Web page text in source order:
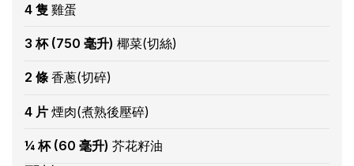
4 隻 雞蛋
3 杯 (750 毫升) 椰菜(切絲)
2 條 香蔥(切碎)
4 片 煙肉(煮熟後壓碎)
¼ 杯 (60 毫升) 芥花籽油